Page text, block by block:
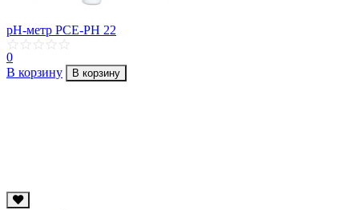
pH-метр PCE-PH 22
0
В корзину
В корзину